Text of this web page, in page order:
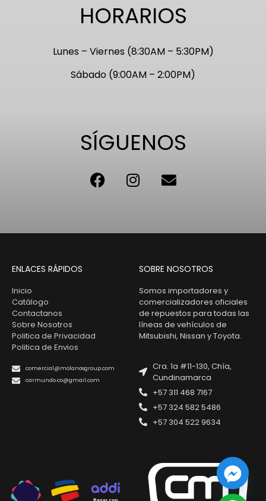
HORARIOS
Lunes – Viernes (8:30AM – 5:30PM)
Sábado (9:00AM – 2:00PM)
SÍGUENOS
ENLACES RÁPIDOS
Inicio
Catálogo
Contactanos
Sobre Nosotros
Politica de Privacidad
Politica de Envios
comercial@molanosgroup.com
carmundo.co@gmail.com
SOBRE NOSOTROS
Somos importadores y
comercializadores oficiales
de repuestos para todas las
líneas de vehículos de
Mitsubishi, Nissan y Toyota.
Cra. 1a #11-130, Chía,
Cundinamarca
+57 311 468 7167
+57 324 582 5486
+57 304 522 9634